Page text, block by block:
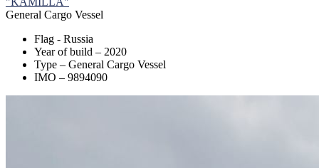
General Cargo Vessel
Flag - Russia
Year of build – 2020
Type – General Cargo Vessel
IMO – 9894090